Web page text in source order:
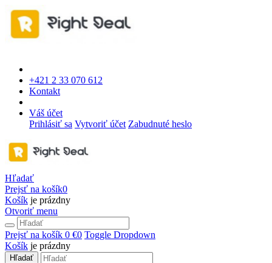
+421 2 33 070 612
Kontakt
Váš účet
Prihlásiť sa Vytvoriť účet Zabudnuté heslo
Hľadať
Prejsť na košík0
Košík je prázdny
Otvoriť menu
Prejsť na košík 0 €0 Toggle Dropdown
Košík je prázdny
Hľadať